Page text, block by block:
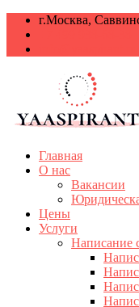
г.Москва,
Главная
О нас
Вакансии
Цены
Услуги
Написание